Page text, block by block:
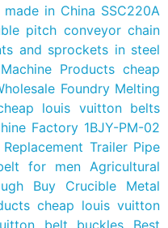
made in China SSC220A
pitch conveyor chain
and sprockets in steel
Products cheap
Foundry Melting
louis vuitton belts
Factory 1BJY-PM-02
Trailer Pipe
for men Agricultural
Buy Crucible Metal
cheap louis vuitton
belt buckles
Best